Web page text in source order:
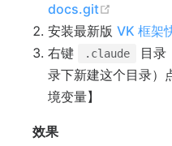
docs.git
安装最新版VK 框架
右键
.claude
目录
录下新建这个目录）
境变量】
效果